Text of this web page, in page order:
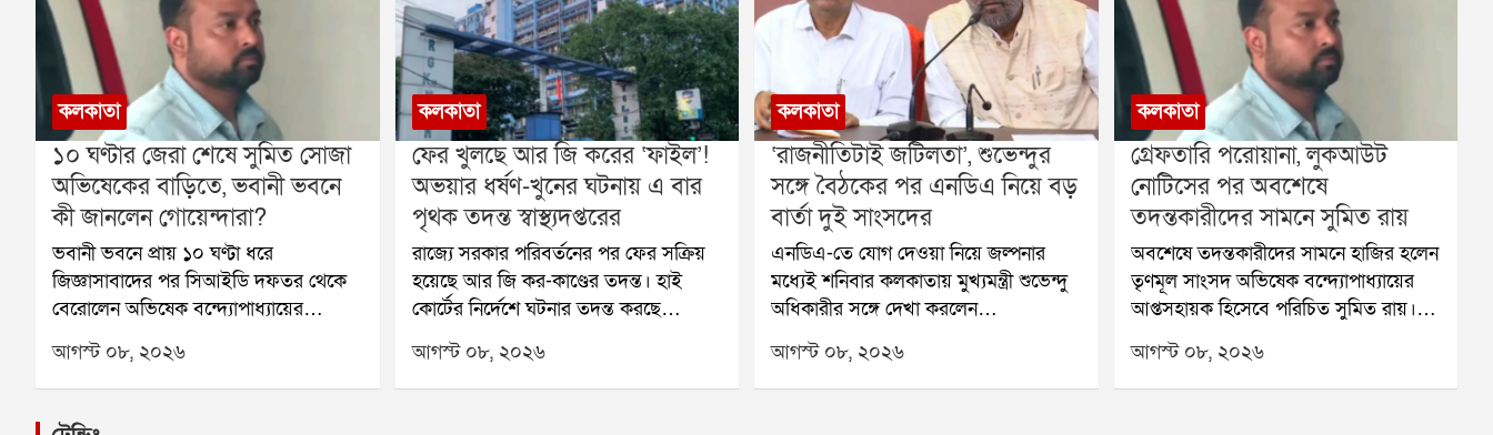
কলকাতা
১০ ঘণ্টার জেরা শেষে সুমিত সোজা
অভিষেকের বাড়িতে, ভবানী ভবনে
কী জানলেন গোয়েন্দারা?
ভবানী ভবনে প্রায় ১০ ঘণ্টা ধরে
জিজ্ঞাসাবাদের পর সিআইডি দফতর থেকে
বেরোলেন অভিষেক বন্দ্যোপাধ্যায়ের
আপ্তসহায়ক হিসেবে পরিচিত সুমিত রায়।
শনিবার সকালে নির্ধারিত সময়ের কয়েক
মিনিট আগেই ভবানী ভবনে পৌঁছেছিলেন
তিনি। দীর্ঘ জেরার পর সিআইডি দফতর
আগস্ট ০৮, ২০২৬
কলকাতা
ফের খুলছে আর জি করের ‘ফাইল’!
অভয়ার ধর্ষণ-খুনের ঘটনায় এ বার
পৃথক তদন্ত স্বাস্থ্যদপ্তরের
রাজ্যে সরকার পরিবর্তনের পর ফের সক্রিয়
হয়েছে আর জি কর-কাণ্ডের তদন্ত। হাই
কোর্টের নির্দেশে ঘটনার তদন্ত করছে
সিবিআই। এর মধ্যেই পৃথক ভাবে ঘটনার
বিভিন্ন দিক খতিয়ে দেখার সিদ্ধান্ত নিয়েছে
রাজ্যের স্বাস্থ্যদপ্তর। শনিবার স্বাস্থ্যদপ্তরে
আগস্ট ০৮, ২০২৬
কলকাতা
‘রাজনীতিটাই জটিলতা’, শুভেন্দুর
সঙ্গে বৈঠকের পর এনডিএ নিয়ে বড়
বার্তা দুই সাংসদের
এনডিএ-তে যোগ দেওয়া নিয়ে জল্পনার
মধ্যেই শনিবার কলকাতায় মুখ্যমন্ত্রী শুভেন্দু
অধিকারীর সঙ্গে দেখা করলেন
এনসিপিআইয়ের দুই সাংসদ আবু তাহের ও
খলিলুর রহমান। বৈঠকের পর এনডিএ নিয়ে
তাঁদের অবস্থানও স্পষ্ট করেছেন তাঁরা। আবু
আগস্ট ০৮, ২০২৬
কলকাতা
গ্রেফতারি পরোয়ানা, লুকআউট
নোটিসের পর অবশেষে
তদন্তকারীদের সামনে সুমিত রায়
অবশেষে তদন্তকারীদের সামনে হাজির হলেন
তৃণমূল সাংসদ অভিষেক বন্দ্যোপাধ্যায়ের
আপ্তসহায়ক হিসেবে পরিচিত সুমিত রায়।
শনিবার সকাল ৯টা ৫৪ মিনিট নাগাদ ভবানী
ভবনে পৌঁছন তিনি। পশ্চিম মেদিনীপুরের
শালবনি জমি প্রতারণা মামলায় তাঁকে
আগস্ট ০৮, ২০২৬